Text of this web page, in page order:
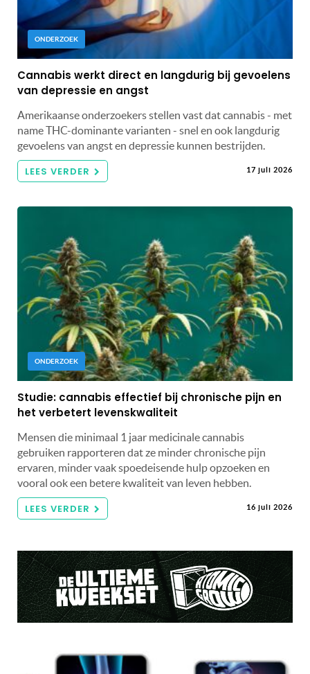
ONDERZOEK
Cannabis werkt direct en langdurig bij gevoelens
van depressie en angst
Amerikaanse onderzoekers stellen vast dat cannabis - met
name THC-dominante varianten - snel en ook langdurig
gevoelens van angst en depressie kunnen bestrijden.
LEES VERDER 17 juli 2026
ONDERZOEK
Studie: cannabis effectief bij chronische pijn en
het verbetert levenskwaliteit
Mensen die minimaal 1 jaar medicinale cannabis
gebruiken rapporteren dat ze minder chronische pijn
ervaren, minder vaak spoedeisende hulp opzoeken en
vooral ook een betere kwaliteit van leven hebben.
LEES VERDER 16 juli 2026